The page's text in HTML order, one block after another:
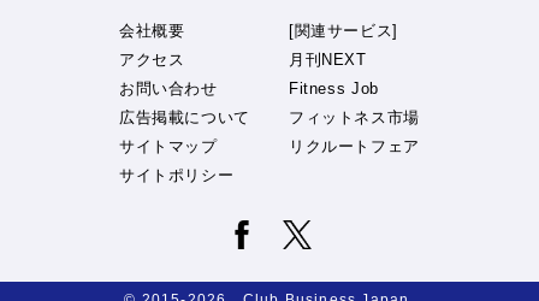
会社概要
アクセス
お問い合わせ
広告掲載について
サイトマップ
サイトポリシー
[関連サービス]
月刊NEXT
Fitness Job
フィットネス市場
リクルートフェア